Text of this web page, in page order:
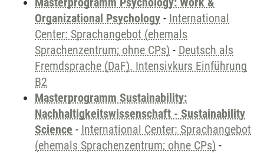
Organizational Psychology - International
Center: Sprachangebot (ehemals
Sprachenzentrum; ohne CPs) - Deutsch als
Fremdsprache (DaF). Intensivkurs Einführung
B2
Masterprogramm Sustainability:
Nachhaltigkeitswissenschaft - Sustainability
Science - International Center: Sprachangebot
(ehemals Sprachenzentrum; ohne CPs) -